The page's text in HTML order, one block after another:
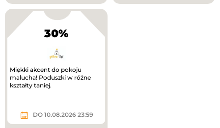
30%
Miękki akcent do pokoju
malucha! Poduszki w różne
kształty taniej.
DO 10.08.2026 23:59